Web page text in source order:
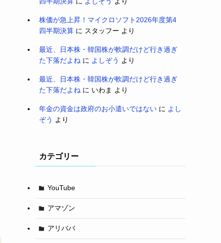
株価が急上昇！マイクロソフト2026年度第4
四半期決算 に スタッフー より
最近、日本株・韓国株が軟調だけど行き過ぎ
た下落だよね に よしぞう より
最近、日本株・韓国株が軟調だけど行き過ぎ
た下落だよね に いわま より
年金の資金は政府のお小遣いではない に よし
ぞう より
カテゴリー
YouTube
アマゾン
アリババ